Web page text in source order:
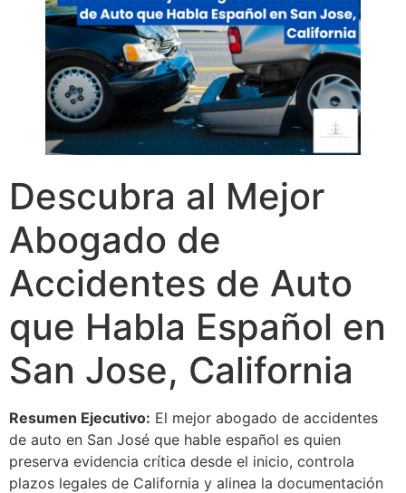
Descubra al Mejor
Abogado de
Accidentes de Auto
que Habla Español en
San Jose, California
Resumen Ejecutivo: El mejor abogado de accidentes
de auto en San José que hable español es quien
preserva evidencia crítica desde el inicio, controla
plazos legales de California y alinea la documentación